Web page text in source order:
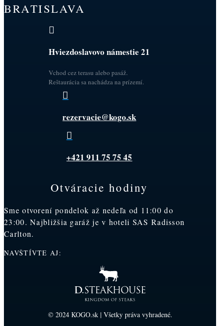
BRATISLAVA

Hviezdoslavovo námestie 21
Vchod cez terasu alebo pasáž.
Reštaurácia sa nachádza na prízemí.

rezervacie@kogo.sk

+421 911 75 75 45
Otváracie hodiny
Sme otvorení pondelok až nedeľa od 11:00 do
23:00. Najbližšia garáž je v hoteli SAS Radisson
Carlton.
NAVŠTÍVTE AJ:
© 2024 KOGO.sk | Všetky práva vyhradené.